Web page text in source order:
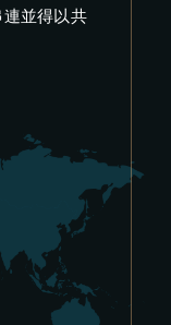
並得以共